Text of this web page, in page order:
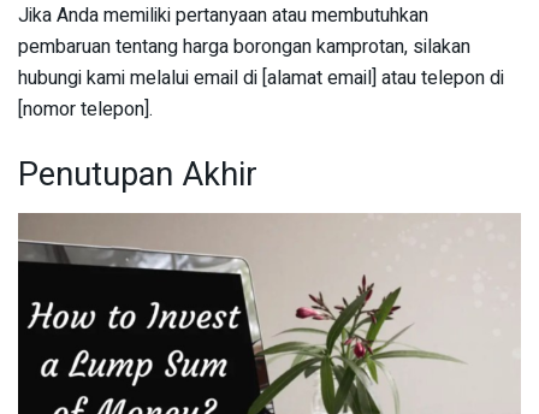
Jika Anda memiliki pertanyaan atau membutuhkan
pembaruan tentang harga borongan kamprotan, silakan
hubungi kami melalui email di [alamat email] atau telepon di
[nomor telepon].
Penutupan Akhir